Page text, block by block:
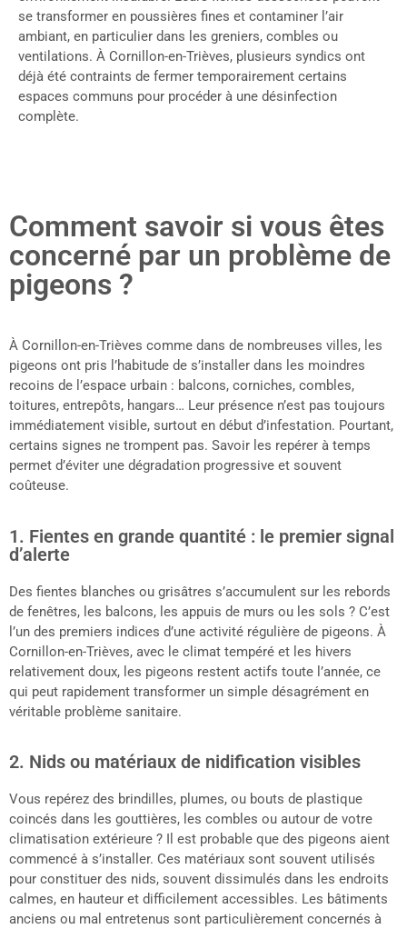
se transformer en poussières fines et contaminer l’air
ambiant, en particulier dans les greniers, combles ou
ventilations. À Cornillon-en-Trièves, plusieurs syndics ont
déjà été contraints de fermer temporairement certains
espaces communs pour procéder à une désinfection
complète.
Comment savoir si vous êtes
concerné par un problème de
pigeons ?
À Cornillon-en-Trièves comme dans de nombreuses villes, les
pigeons ont pris l’habitude de s’installer dans les moindres
recoins de l’espace urbain : balcons, corniches, combles,
toitures, entrepôts, hangars… Leur présence n’est pas toujours
immédiatement visible, surtout en début d’infestation. Pourtant,
certains signes ne trompent pas. Savoir les repérer à temps
permet d’éviter une dégradation progressive et souvent
coûteuse.
1. Fientes en grande quantité : le premier signal
d’alerte
Des fientes blanches ou grisâtres s’accumulent sur les rebords
de fenêtres, les balcons, les appuis de murs ou les sols ? C’est
l’un des premiers indices d’une activité régulière de pigeons. À
Cornillon-en-Trièves, avec le climat tempéré et les hivers
relativement doux, les pigeons restent actifs toute l’année, ce
qui peut rapidement transformer un simple désagrément en
véritable problème sanitaire.
2. Nids ou matériaux de nidification visibles
Vous repérez des brindilles, plumes, ou bouts de plastique
coincés dans les gouttières, les combles ou autour de votre
climatisation extérieure ? Il est probable que des pigeons aient
commencé à s’installer. Ces matériaux sont souvent utilisés
pour constituer des nids, souvent dissimulés dans les endroits
calmes, en hauteur et difficilement accessibles. Les bâtiments
anciens ou mal entretenus sont particulièrement concernés à